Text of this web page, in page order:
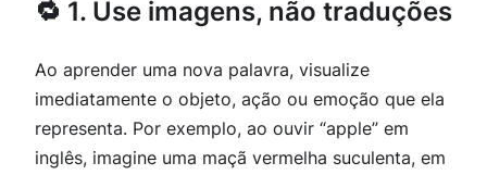
🔁 1. Use imagens, não traduções
Ao aprender uma nova palavra, visualize
imediatamente o objeto, ação ou emoção que ela
representa. Por exemplo, ao ouvir “apple” em
inglês, imagine uma maçã vermelha suculenta, em